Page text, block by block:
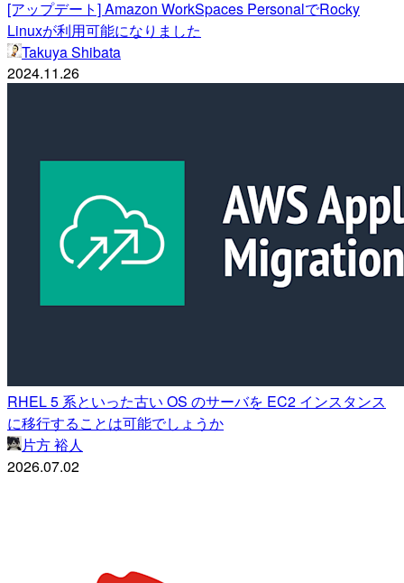
[アップデート] Amazon WorkSpaces PersonalでRocky
Linuxが利用可能になりました
Takuya Shibata
2024.11.26
RHEL 5 系といった古い OS のサーバを EC2 インスタンス
に移行することは可能でしょうか
片方 裕人
2026.07.02